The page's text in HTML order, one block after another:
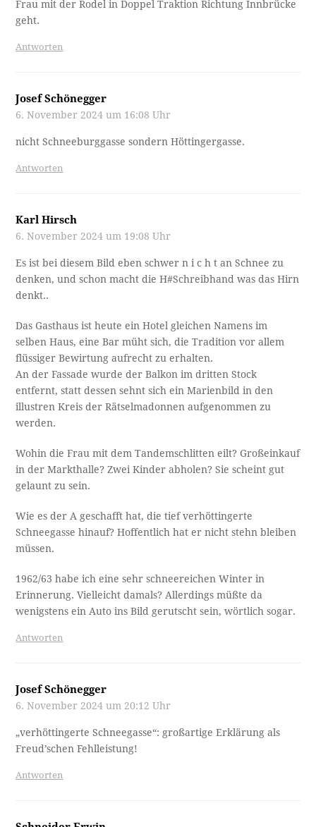
Frau mit der Rodel in Doppel Traktion Richtung Innbrücke
geht.
Antworten
Josef Schönegger
6. November 2024 um 16:08 Uhr
nicht Schneeburggasse sondern Höttingergasse.
Antworten
Karl Hirsch
6. November 2024 um 19:08 Uhr
Es ist bei diesem Bild eben schwer n i c h t an Schnee zu
denken, und schon macht die H#Schreibhand was das Hirn
denkt..
Das Gasthaus ist heute ein Hotel gleichen Namens im
selben Haus, eine Bar müht sich, die Tradition vor allem
flüssiger Bewirtung aufrecht zu erhalten.
An der Fassade wurde der Balkon im dritten Stock
entfernt, statt dessen sehnt sich ein Marienbild in den
illustren Kreis der Rätselmadonnen aufgenommen zu
werden.
Wohin die Frau mit dem Tandemschlitten eilt? Großeinkauf
in der Markthalle? Zwei Kinder abholen? Sie scheint gut
gelaunt zu sein.
Wie es der A geschafft hat, die tief verhöttingerte
Schneegasse hinauf? Hoffentlich hat er nicht stehn bleiben
müssen.
1962/63 habe ich eine sehr schneereichen Winter in
Erinnerung. Vielleicht damals? Allerdings müßte da
wenigstens ein Auto ins Bild gerutscht sein, wörtlich sogar.
Antworten
Josef Schönegger
6. November 2024 um 20:12 Uhr
„verhöttingerte Schneegasse“: großartige Erklärung als
Freud’schen Fehlleistung!
Antworten